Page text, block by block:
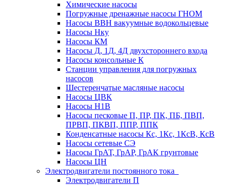
Химические насосы
Погружные дренажные насосы ГНОМ
Насосы ВВН вакуумные водокольцевые
Насосы Нку
Насосы КМ
Насосы Д, 1Д, 4Д двухстороннего входа
Насосы консольные К
Станции управления для погружных
насосов
Шестеренчатые масляные насосы
Насосы ЦВК
Насосы Н1В
Насосы песковые П, ПР, ПК, ПБ, ПВП,
ПРВП, ПКВП, ППР, ППК
Конденсатные насосы Кс, 1Кс, 1КсВ, КсВ
Насосы сетевые СЭ
Насосы ГрАТ, ГрАР, ГрАК грунтовые
Насосы ЦН
Электродвигатели постоянного тока
Электродвигатели П